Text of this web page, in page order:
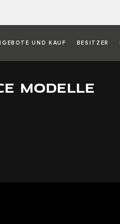
UND KAUF BESITZER
MODELLE